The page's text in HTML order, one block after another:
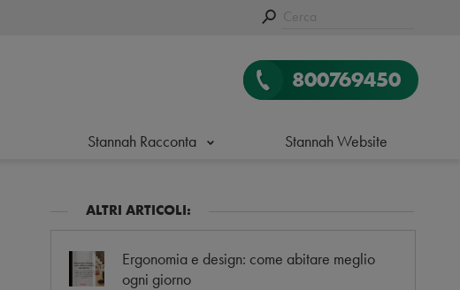
800769450
Stannah Racconta Stannah Website
ALTRI ARTICOLI:
Ergonomia e design: come abitare meglio
ogni giorno